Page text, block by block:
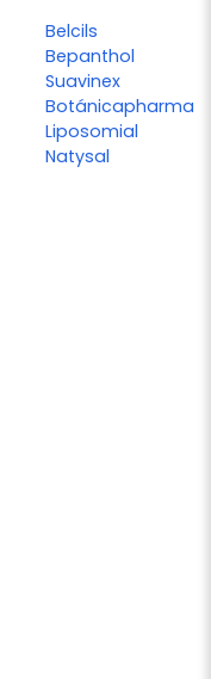
Belcils
Bepanthol
Suavinex
Botánicapharma
Liposomial
Natysal